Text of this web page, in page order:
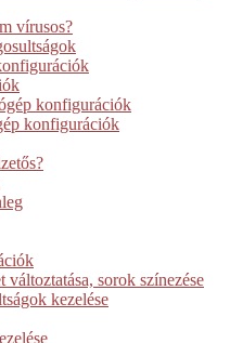
vírusos?
konfigurációk
konfigurációk
változtatása, sorok színezése
kezelése